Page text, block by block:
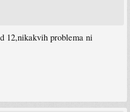
12,nikakvih problema ni